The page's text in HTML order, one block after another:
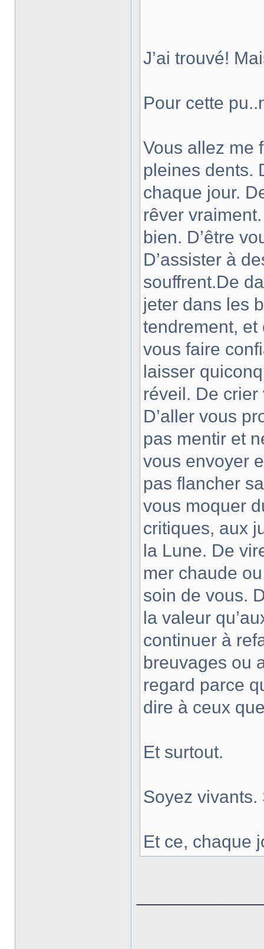
J’ai trouvé!
Pour cette
Vous allez me
pleines dents.
chaque jour.
rêver
bien. D’être
D’assister à
souffrent.De
jeter dans les
tendrement, et
vous faire
laisser
réveil. De
D’aller vous
pas mentir et
vous envoyer
pas flancher
vous moquer
critiques, aux
la Lune. De
mer chaude
soin de vous.
la valeur
continuer à
breuvages ou
regard parce
dire à ceux
Et surtout.
Soyez vivants.
Et ce, chaque